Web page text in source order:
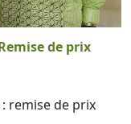
de prix
remise de prix